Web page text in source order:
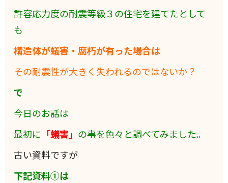
許容応力度の耐震等級３の住宅を建てたとして
も
構造体が蟻害・腐朽が有った場合は
その耐震性が大きく失われるのではないか？
で
今日のお話は
最初に 「蟻害」 の事を色々と調べてみました。
古い資料ですが
下記資料①は